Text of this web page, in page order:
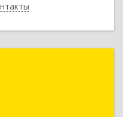
г, Ленина ул,